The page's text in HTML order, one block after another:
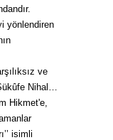
yönlendiren
ve
Nihal…
Hikmet'e,
isimli